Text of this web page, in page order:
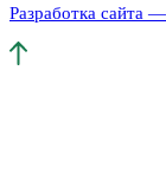
Разработка сайта